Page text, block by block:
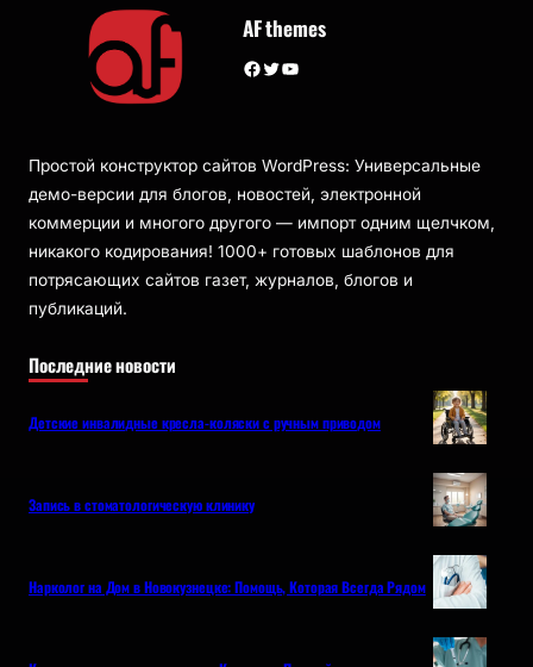
AF themes
Facebook Twitter YouTube
Простой конструктор сайтов WordPress: Универсальные
демо-версии для блогов, новостей, электронной
коммерции и многого другого — импорт одним щелчком,
никакого кодирования! 1000+ готовых шаблонов для
потрясающих сайтов газет, журналов, блогов и
публикаций.
Последние новости
Детские инвалидные кресла-коляски с ручным приводом
Запись в стоматологическую клинику
Нарколог на Дом в Новокузнецке: Помощь, Которая Всегда Рядом